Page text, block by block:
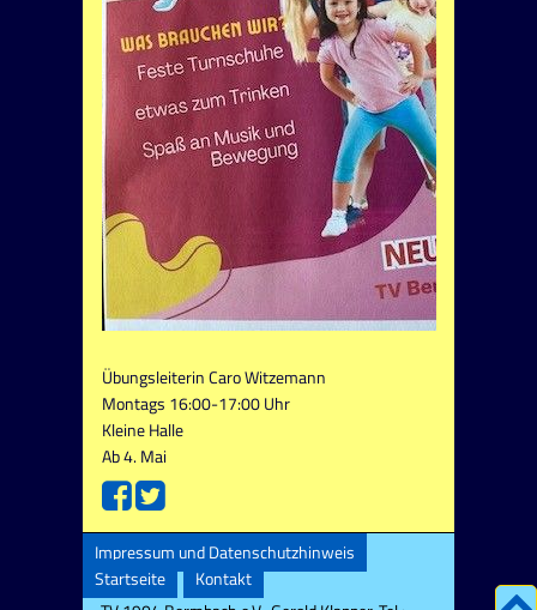
Übungsleiterin Caro Witzemann
Montags 16:00-17:00 Uhr
Kleine Halle
Ab 4. Mai
Impressum und Datenschutzhinweis
Startseite
Kontakt